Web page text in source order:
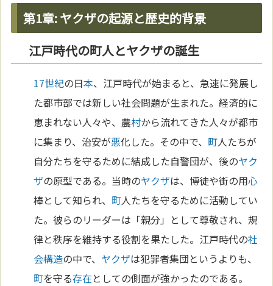
第1章: ヤクザの起源と歴史的背景
江戸時代の町人とヤクザの誕生
17世紀の日本、江戸時代が始まると、急速に発展し
た都市部では新しい社会問題が生まれた。経済的に
恵まれない人々や、農村から流れてきた人々が都市
に集まり、治安が悪化した。その中で、 町人たちが
自分たちを守るために結成した自警団が、後のヤク
ザの原型である。当時のヤクザは、博徒や街の用心
棒として知られ、 町人たちを守るために活動してい
た。彼らのリーダーは「親分」として尊敬され、規
律と秩序を維持する役割を果たした。江戸時代の社
会構造の中で、 ヤクザは犯罪者集団というよりも、
町を守る存在としての側面が強かったのである。